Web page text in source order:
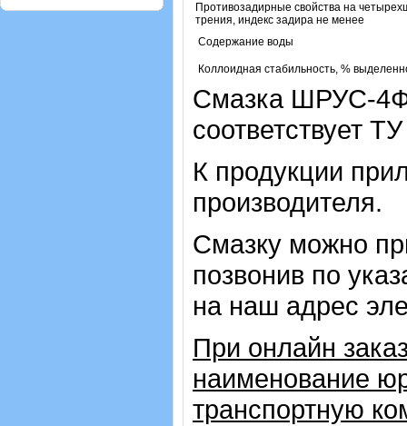
Противозадирные свойства на
трения, индекс задира не менее
Содержание воды
Коллоидная стабильность, %
Смазка ШРУС-4Ф
соответствует
К продукции
производителя.
Смазку можно
позвонив по
на наш адрес
При онлайн
наименование
транспортную